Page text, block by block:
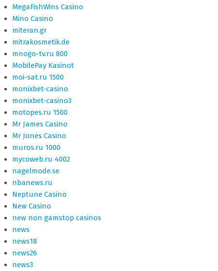
MegaFishWins Casino
Mino Casino
miteran.gr
mitrakosmetik.de
mnogo-tv.ru 800
MobilePay Kasinot
moi-sat.ru 1500
monixbet-casino
monixbet-casino3
motopes.ru 1500
Mr James Casino
Mr Jones Casino
muros.ru 1000
mycoweb.ru 4002
nagelmode.se
nbanews.ru
Neptune Casino
New Casino
new non gamstop casinos
news
news18
news26
news3